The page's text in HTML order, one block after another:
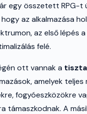
egy összetett RPG-t
az alkalmazása
az első lépés a
felé.
ott vannak a
amelyek
fogyóeszközökre
támaszkodnak. A